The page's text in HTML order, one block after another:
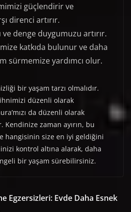
güçlendirir ve
direnci artırır.
denge duygumuzu artırır.
katkıda bulunur ve daha
sürmemize yardımcı olur.
bir yaşam tarzı olmalıdır.
düzenli olarak
da düzenli olarak
zaman ayırın, bu
hangisinin size en iyi geldiğini
kontrol altına alarak, daha
bir yaşam sürebilirsiniz.
Egzersizleri: Evde Daha Esnek